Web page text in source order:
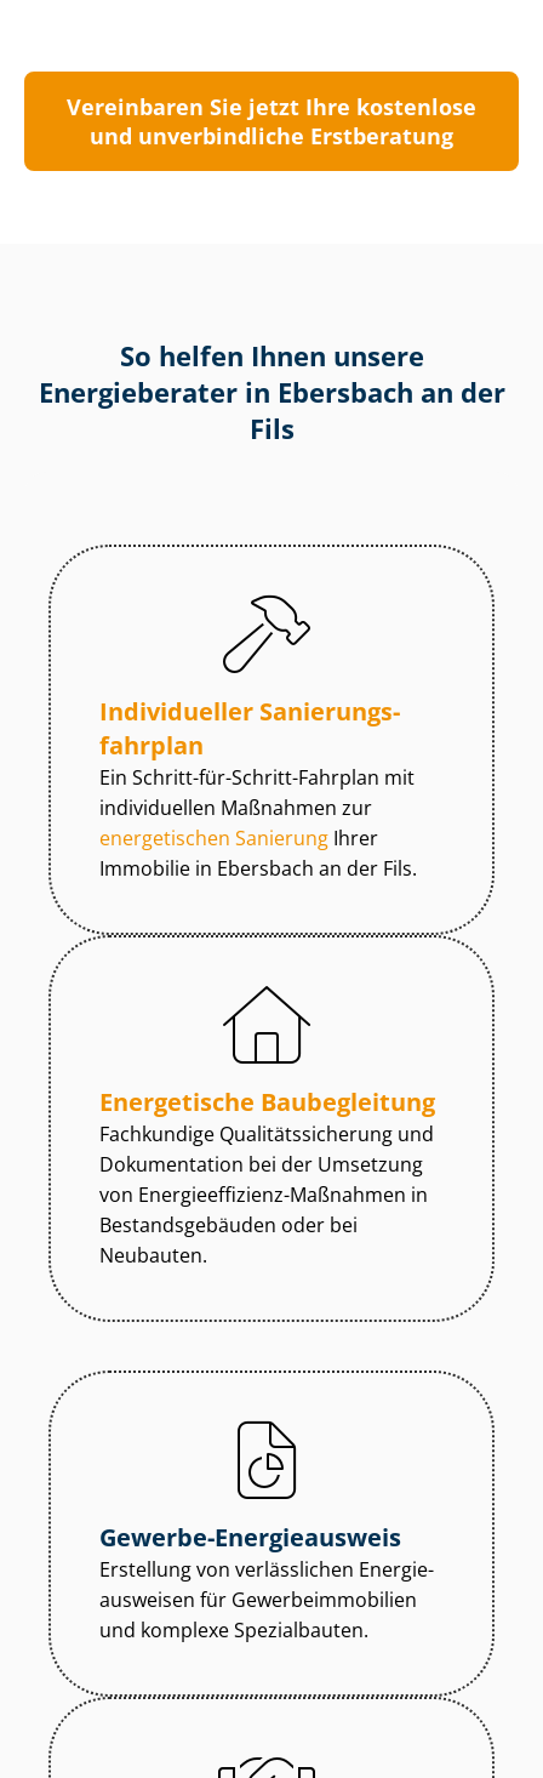
Vereinbaren Sie jetzt Ihre kostenlose
und unverbindliche Erstberatung
So helfen Ihnen unsere
Energieberater in Ebersbach an der
Fils
Individueller Sa­nie­rungs­
fahr­plan
Ein Schritt-für-Schritt-Fahrplan mit
individuellen Maßnahmen zur
energetischen Sanierung Ihrer
Immobilie in Ebersbach an der Fils.
Energetische Baubegleitung
Fachkundige Qua­li­täts­si­che­rung und
Dokumentation bei der Umsetzung
von En­er­gie­ef­fi­zi­enz-Maßnahmen in
Be­stands­ge­bäu­den oder bei
Neubauten.
Gewerbe-Energieausweis
Erstellung von verlässlichen En­er­gie­
aus­wei­sen für Ge­wer­be­im­mo­bi­li­en
und komplexe Spezialbauten.